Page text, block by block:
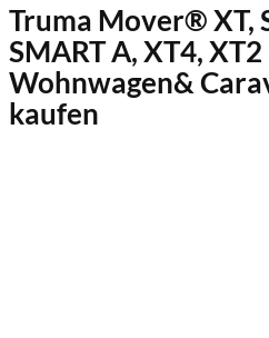
Truma Mover® XT,
SMART A, XT4,
Wohnwagen&
kaufen